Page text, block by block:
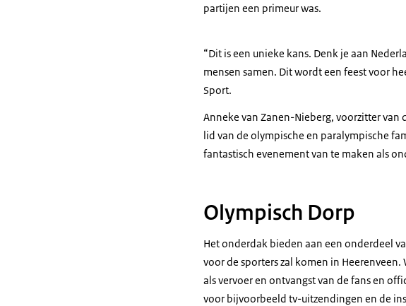
partijen een primeur was.
“Dit is een unieke kans. Denk je aan
mensen samen. Dit wordt een feest voor
Sport.
Anneke van Zanen-Nieberg, voorzitter van
lid van de olympische en paralympische
fantastisch evenement van te maken als
Olympisch Dorp
Het onderdak bieden aan een onderdeel
voor de sporters zal komen in
als vervoer en ontvangst van de fans en
voor bijvoorbeeld tv-uitzendingen en de